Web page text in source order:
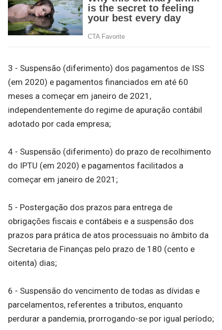
3 - Suspensão (diferimento) dos pagamentos de ISS
(em 2020) e pagamentos financiados em até 60
meses a começar em janeiro de 2021,
independentemente do regime de apuração contábil
adotado por cada empresa;
4 - Suspensão (diferimento) do prazo de recolhimento
do IPTU (em 2020) e pagamentos facilitados a
começar em janeiro de 2021;
5 - Postergação dos prazos para entrega de
obrigações fiscais e contábeis e a suspensão dos
prazos para prática de atos processuais no âmbito da
Secretaria de Finanças pelo prazo de 180 (cento e
oitenta) dias;
6 - Suspensão do vencimento de todas as dívidas e
parcelamentos, referentes a tributos, enquanto
perdurar a pandemia, prorrogando-se por igual período;